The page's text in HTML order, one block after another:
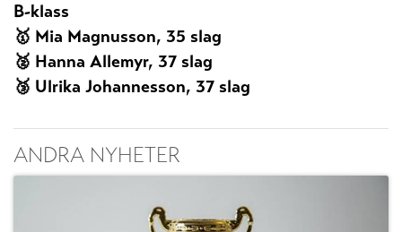
B-klass
🥇 Mia Magnusson, 35 slag
🥈 Hanna Allemyr, 37 slag
🥉 Ulrika Johannesson, 37 slag
ANDRA NYHETER